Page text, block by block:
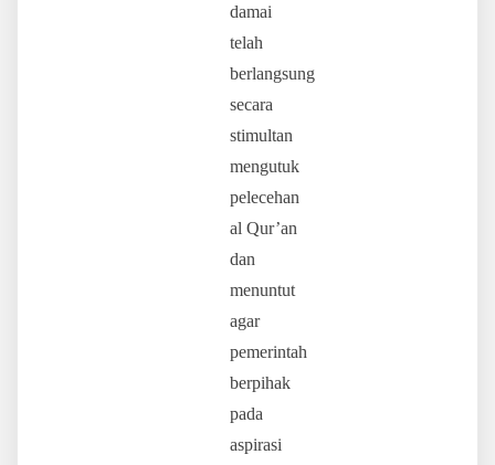
damai
telah
berlangsung
secara
stimultan
mengutuk
pelecehan
al Qur’an
dan
menuntut
agar
pemerintah
berpihak
pada
aspirasi